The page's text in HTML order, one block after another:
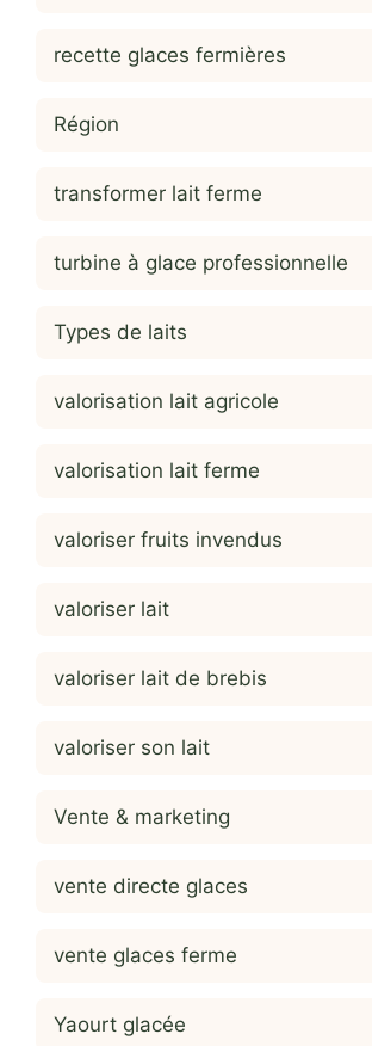
recette glaces fermières
Région
transformer lait ferme
turbine à glace professionnelle
Types de laits
valorisation lait agricole
valorisation lait ferme
valoriser fruits invendus
valoriser lait
valoriser lait de brebis
valoriser son lait
Vente & marketing
vente directe glaces
vente glaces ferme
Yaourt glacée